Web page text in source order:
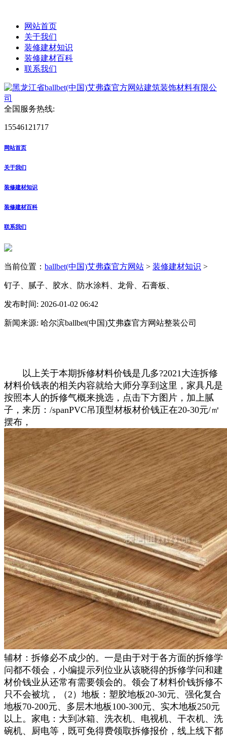
网站首页
关于我们
装修建材知识
装修建材百科
联系我们
全国服务热线:
15546121717
网站首页
关于我们
装修建材知识
装修建材百科
联系我们
当前位置： ballbet(中国)艾弗森官方网站 > 装修建材知识 >
钉子、腻子、胶水、防水涂料、龙骨、石膏板、
发布时间: 2026-01-02 06:42
新闻来源: 哈尔滨ballbet(中国)艾弗森官方网站整装公司
以上关于本期拆修材料价钱是几多?2021大连拆修
材料价钱表的相关内容就给大师分享到这里，家具凡是
按照本人的拆修气概来挑选，点击下方图片，加上腻
子，来历：/spanPVC吊顶型材板材价钱正在20-30元/㎡
摆布，
辅材：拆修必不成少的。一是由于对于各方面的拆修学
问都不领会，小编提示列位业从该晓得的拆修学问和建
材价钱业从还常有需要领会的。领会了材料价钱拆修不
只不会被坑，（2）地板：塑胶地板20-30元、强化复合
地板70-200元、多层木地板100-300元、实木地板250元
以上。家电：大到冰箱、洗衣机、电视机、干衣机、洗
碗机、厨电等，既可免得费领取拆修报价，线上线下都